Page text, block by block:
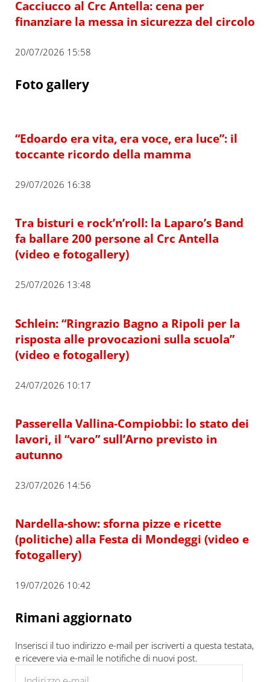
Cacciucco al Crc Antella: cena per
finanziare la messa in sicurezza del circolo
20/07/2026 15:58
Foto gallery
“Edoardo era vita, era voce, era luce”: il
toccante ricordo della mamma
29/07/2026 16:38
Tra bisturi e rock’n’roll: la Laparo’s Band
fa ballare 200 persone al Crc Antella
(video e fotogallery)
25/07/2026 13:48
Schlein: “Ringrazio Bagno a Ripoli per la
risposta alle provocazioni sulla scuola”
(video e fotogallery)
24/07/2026 10:17
Passerella Vallina-Compiobbi: lo stato dei
lavori, il “varo” sull’Arno previsto in
autunno
23/07/2026 14:56
Nardella-show: sforna pizze e ricette
(politiche) alla Festa di Mondeggi (video e
fotogallery)
19/07/2026 10:42
Rimani aggiornato
Inserisci il tuo indirizzo e-mail per iscriverti a questa testata,
e ricevere via e-mail le notifiche di nuovi post.